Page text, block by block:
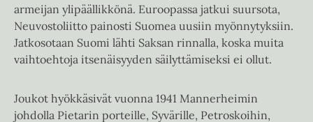
armeijan ylipäällikkönä. Euroopassa jatkui suursota,
Neuvostoliitto painosti Suomea uusiin myönnytyksiin.
Jatkosotaan Suomi lähti Saksan rinnalla, koska muita
vaihtoehtoja itsenäisyyden säilyttämiseksi ei ollut.
Joukot hyökkäsivät vuonna 1941 Mannerheimin
johdolla Pietarin porteille, Syvärille, Petroskoihin,